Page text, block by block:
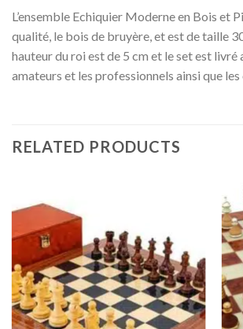
L’ensemble Echiquier Moderne en Bois et
qualité, le bois de bruyère, et est de taille
hauteur du roi est de 5 cm et le set est
amateurs et les professionnels ainsi que
RELATED PRODUCTS